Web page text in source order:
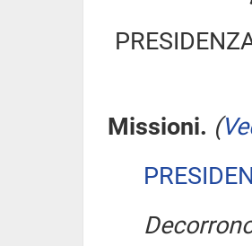
Missioni. (